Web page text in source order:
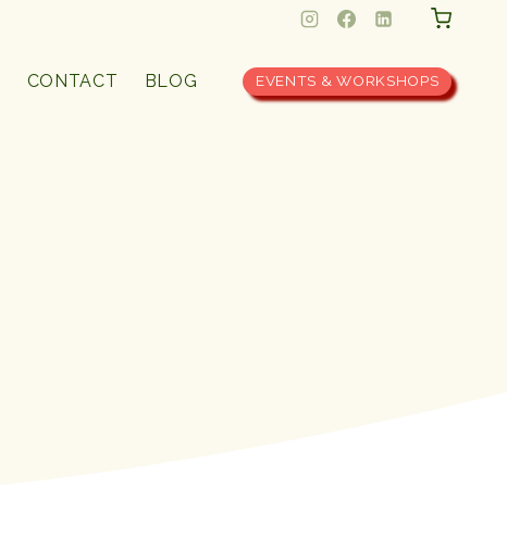
CONTACT BLOG EVENTS & WORKSHOPS